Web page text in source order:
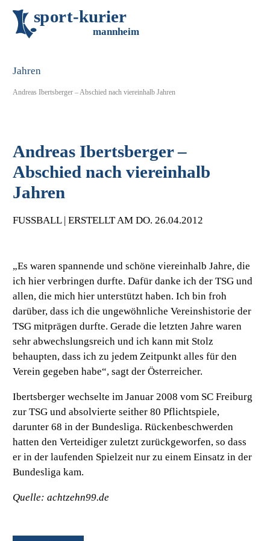
sport-kurier
mannheim
Andreas Ibertsberger – Abschied nach viereinhalb Jahren
Andreas Ibertsberger –
Abschied nach viereinhalb
Jahren
FUSSBALL | ERSTELLT AM DO. 26.04.2012
„Es waren spannende und schöne viereinhalb Jahre, die
ich hier verbringen durfte. Dafür danke ich der TSG und
allen, die mich hier unterstützt haben. Ich bin froh
darüber, dass ich die ungewöhnliche Vereinshistorie der
TSG mitprägen durfte. Gerade die letzten Jahre waren
sehr abwechslungsreich und ich kann mit Stolz
behaupten, dass ich zu jedem Zeitpunkt alles für den
Verein gegeben habe“, sagt der Österreicher.
Ibertsberger wechselte im Januar 2008 vom SC Freiburg
zur TSG und absolvierte seither 80 Pflichtspiele,
darunter 68 in der Bundesliga. Rückenbeschwerden
hatten den Verteidiger zuletzt zurückgeworfen, so dass
er in der laufenden Spielzeit nur zu einem Einsatz in der
Bundesliga kam.
Quelle: achtzehn99.de